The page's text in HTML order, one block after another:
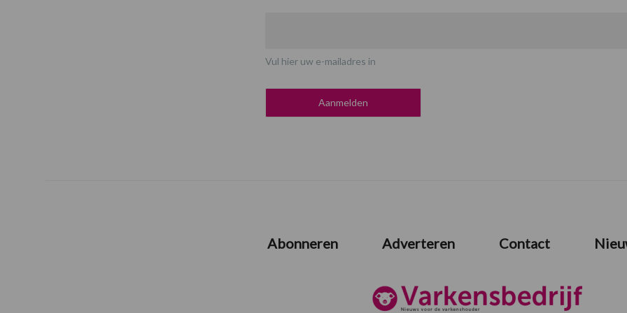
Vul hier uw e-mailadres in
Abonneren Adverteren Contact